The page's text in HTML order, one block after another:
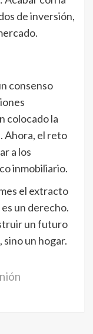
de inversión,
consenso
colocado la
Ahora, el reto
a los
inmobiliario.
el extracto
un derecho.
un futuro
sino un hogar.